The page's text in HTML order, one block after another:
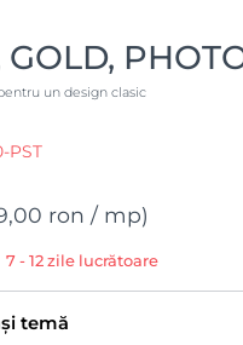
GOLD,
un design clasic
PST
ron / mp)
7 - 12 zile lucrătoare
temă